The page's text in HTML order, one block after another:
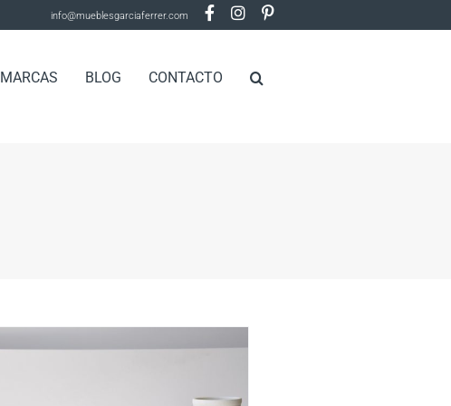
info@mueblesgarciaferrer.com
MARCAS BLOG CONTACTO